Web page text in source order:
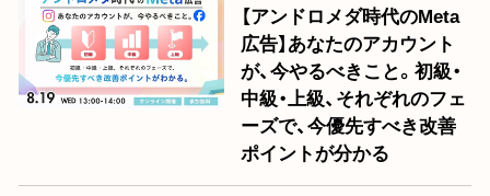
【アンドロメダ時代のMeta
広告】あなたのアカウント
が、今やるべきこと。初級・
中級・上級、それぞれのフェ
ーズで、今優先すべき改善
ポイントが分かる